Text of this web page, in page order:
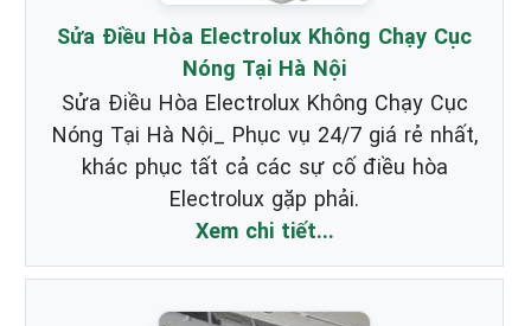
Sửa Điều Hòa Electrolux Không Chạy Cục
Nóng Tại Hà Nội
Sửa Điều Hòa Electrolux Không Chạy Cục
Nóng Tại Hà Nội_ Phục vụ 24/7 giá rẻ nhất,
khác phục tất cả các sự cố điều hòa
Electrolux gặp phải.
Xem chi tiết...